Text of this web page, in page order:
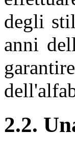
degli
anni
2.2.